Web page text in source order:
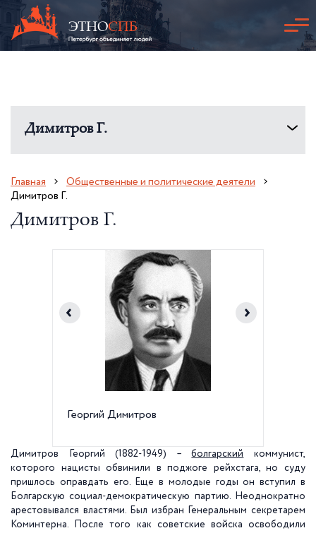
Димитров Г.
Главная
Общественные и политические деятели
Димитров Г.
Димитров Г.
Георгий Димитров
Димитров Георгий (1882-1949) –болгарский
коммунист,
которого нацисты обвинили в поджоге рейхстага, но суду
пришлось оправдать его. Еще в молодые годы он вступил в
Болгарскую социал-демократическую партию. Неоднократно
арестовывался властями. Был избран Генеральным секретарем
Коминтерна. После того как советские войска освободили